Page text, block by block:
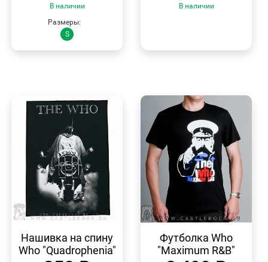
В наличии
Размеры:
S
В наличии
ПРОСМОТР
Нашивка на спину
Who "Quadrophenia"
ПРОСМОТР
Футболка Who
"Maximum R&B"